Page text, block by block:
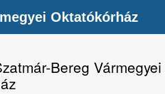
Bereg Vármegyei
Oktatókórház